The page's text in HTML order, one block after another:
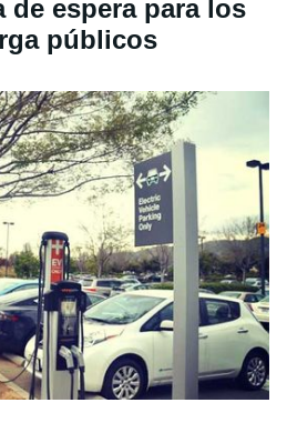
de espera para los
públicos